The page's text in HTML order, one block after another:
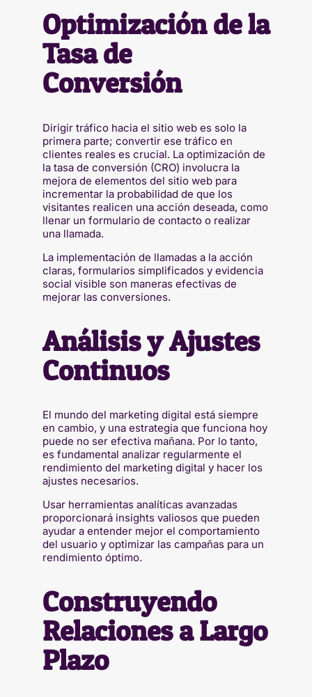
Optimización de la
Tasa de
Conversión
Dirigir tráfico hacia el sitio web es solo la
primera parte; convertir ese tráfico en
clientes reales es crucial. La optimización de
la tasa de conversión (CRO) involucra la
mejora de elementos del sitio web para
incrementar la probabilidad de que los
visitantes realicen una acción deseada, como
llenar un formulario de contacto o realizar
una llamada.
La implementación de llamadas a la acción
claras, formularios simplificados y evidencia
social visible son maneras efectivas de
mejorar las conversiones.
Análisis y Ajustes
Continuos
El mundo del marketing digital está siempre
en cambio, y una estrategia que funciona hoy
puede no ser efectiva mañana. Por lo tanto,
es fundamental analizar regularmente el
rendimiento del marketing digital y hacer los
ajustes necesarios.
Usar herramientas analíticas avanzadas
proporcionará insights valiosos que pueden
ayudar a entender mejor el comportamiento
del usuario y optimizar las campañas para un
rendimiento óptimo.
Construyendo
Relaciones a Largo
Plazo